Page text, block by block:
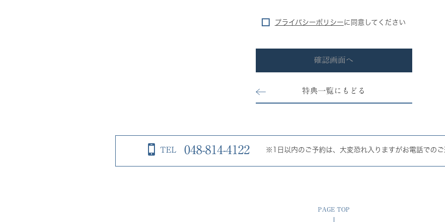
プライバシーポリシー に 同意してください
確認画面へ
特典一覧にもどる
TEL 048-814-4122 ※1日以内のご予約は、大変恐れ入りますがお電話でのご
PAGE TOP